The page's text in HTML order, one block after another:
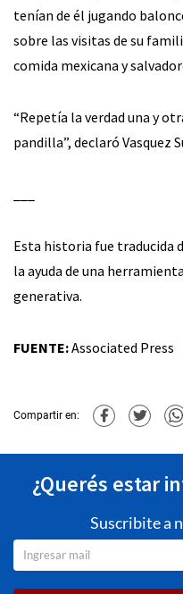
tenían de él jugando
sobre las visitas de su
comida mexicana y
“Repetía la verdad una y
pandilla”, declaró Vasquez
Esta historia fue traducida
la ayuda de una
generativa.
FUENTE:Associated Press
Compartir en:
¿Querés estar
Suscribite a